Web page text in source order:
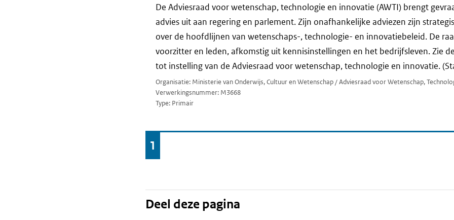
De Adviesraad voor wetenschap, technologie en innovatie (AWTI) brengt
advies uit aan regering en parlement. Zijn onafhankelijke adviezen zijn
over de hoofdlijnen van wetenschaps-, technologie- en innovatiebeleid. De
voorzitter en leden, afkomstig uit kennisinstellingen en het bedrijfsleven. Zie
tot instelling van de Adviesraad voor wetenschap, technologie en innovatie.
Organisatie: Ministerie van Onderwijs, Cultuur en Wetenschap / Adviesraad voor Wetenschap,
Verwerkingsnummer: M3668
Type: Primair
naar
Pagina
1
Deel deze pagina